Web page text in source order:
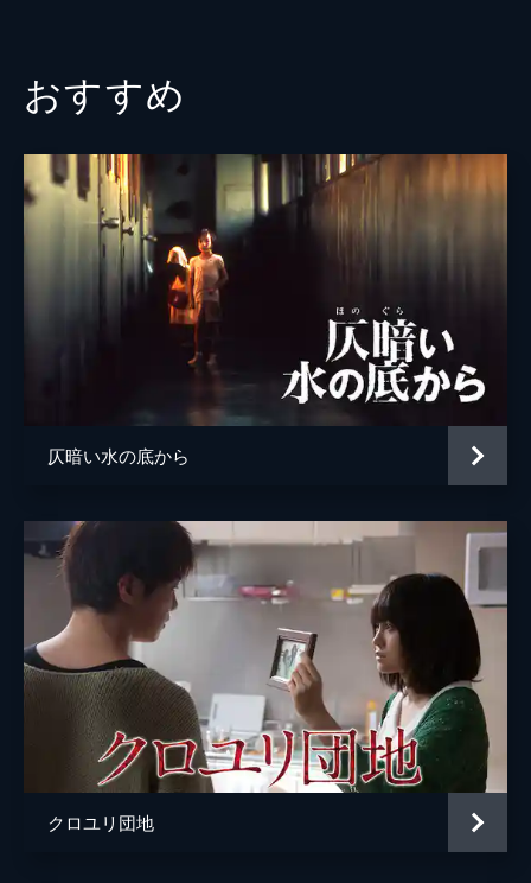
三浦唯 小原正子
前川妙子 伊藤麻実子
仁科恭子
高谷詩織
松尾諭
権田継俊 マキタスポーツ
七尾悠馬 染谷将太
高谷洋一 松木大輔
監督
脚本 角田ルミ
清水崇
音楽 小林うてな
南方裕里衣
製作 高橋敏弘
おすすめ
仄暗い水の底から
クロユリ団地